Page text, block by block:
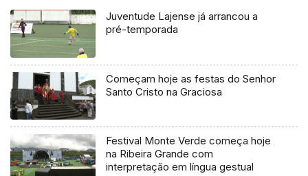
Juventude Lajense já arrancou a
pré-temporada
Começam hoje as festas do Senhor
Santo Cristo na Graciosa
Festival Monte Verde começa hoje
na Ribeira Grande com
interpretação em língua gestual